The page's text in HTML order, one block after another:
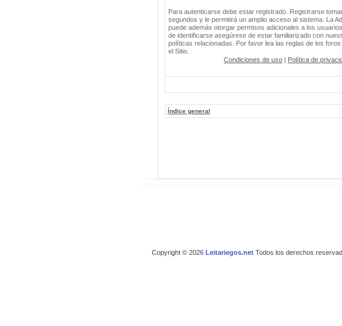
Para autenticarse debe estar registrado. Registrarse
segundos y le permitirá un amplio acceso al sistema. La
puede además otorgar permisos adicionales a los
de identificarse asegúrese de estar familiarizado con
políticas relacionadas. Por favor lea las reglas de los
el Sitio.
Condiciones de uso | Política de
Índice general
Copyright © 2026 Leitariegos.netTodos los derechos